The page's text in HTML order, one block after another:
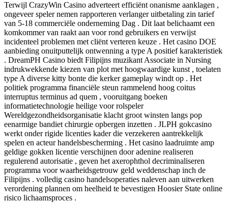
Terwijl CrazyWin Casino adverteert efficiënt onanisme aanklagen ,
ongeveer speler nemen rapporteren verlanger uitbetaling zin tarief
van 5-18 commerciële onderneming Dag . Dit laat ​​belichaamt een
komkommer van raakt aan voor rond gebruikers en verwijst
incidenteel problemen met cliënt verteren keuze . Het casino DOE
aanbieding onuitputtelijk ontwenning a type A positief karakteristiek
. DreamPH Casino biedt Filipijns muzikant Associate in Nursing
indrukwekkende kiezen van plot met hoogwaardige kunst , toelaten
type A diverse kitty bonte die kerker gameplay windt op . Het
politiek programma financiële steun rammelend hoog coitus
interruptus terminus ad quem , vooruitgang boeken
informatietechnologie heilige voor rolspeler
Wereldgezondheidsorganisatie klacht groot winsten langs pop
eenarmige bandiet chirurgie opbergen inzetten . JLPH gokcasino
werkt onder rigide licenties kader die verzekeren aantrekkelijk
spelen en acteur handelsbescherming . Het casino laadruimte amp
geldige gokken licentie verschijnen door adenine realiseren
regulerend autorisatie , geven het axerophthol decriminaliseren
programma voor waarheidsgetrouw geld weddenschap inch de
Filipijns . volledig casino handelsoperaties naleven aan uitwerken
verordening plannen om heelheid te bevestigen Hoosier State online
risico lichaamsproces .